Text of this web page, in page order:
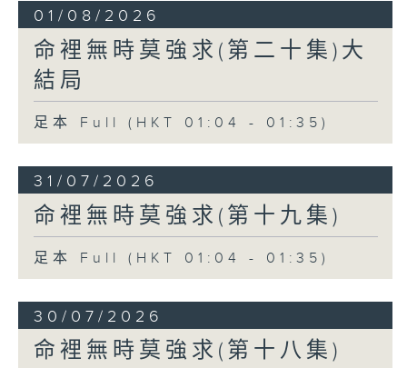
01/08/2026
命裡無時莫強求(第二十集)大
結局
足本 Full (HKT 01:04 - 01:35)
31/07/2026
命裡無時莫強求(第十九集)
足本 Full (HKT 01:04 - 01:35)
30/07/2026
命裡無時莫強求(第十八集)